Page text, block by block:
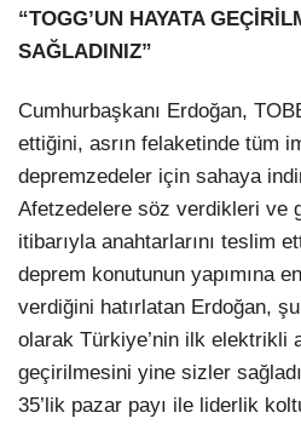
“TOGG’UN HAYATA
SAĞLADINIZ”
Cumhurbaşkanı Erdoğan,
ettiğini, asrın felaketinde tüm
depremzedeler için sahaya
Afetzedelere söz verdikleri ve
itibarıyla anahtarlarını teslim
deprem konutunun yapımına
verdiğini hatırlatan Erdoğan,
olarak Türkiye’nin ilk elektrikli
geçirilmesini yine sizler
35’lik pazar payı ile liderlik